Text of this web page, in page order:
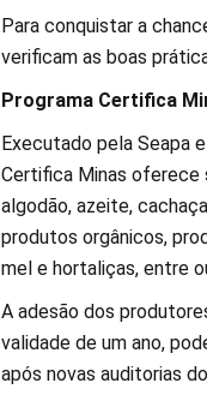
Para conquistar a
verificam as boas
Programa Certifica
Executado pela Seapa
Certifica Minas oferece
algodão, azeite,
produtos orgânicos,
mel e hortaliças, entre
A adesão dos
validade de um ano,
após novas auditorias